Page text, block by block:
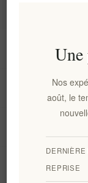
Une
Nos
août, le
REPRISE